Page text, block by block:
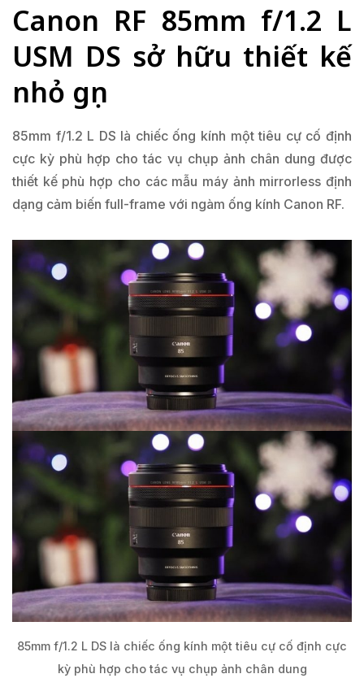
Canon RF 85mm f/1.2 L
USM DS sở hữu thiết kế
nhỏ gọn
85mm f/1.2 L DS là chiếc ống kính một tiêu cự cố định
cực kỳ phù hợp cho tác vụ chụp ảnh chân dung được
thiết kế phù hợp cho các mẫu máy ảnh mirrorless định
dạng cảm biến full-frame với ngàm ống kính Canon RF.
85mm f/1.2 L DS là chiếc ống kính một tiêu cự cố định cực
kỳ phù hợp cho tác vụ chụp ảnh chân dung